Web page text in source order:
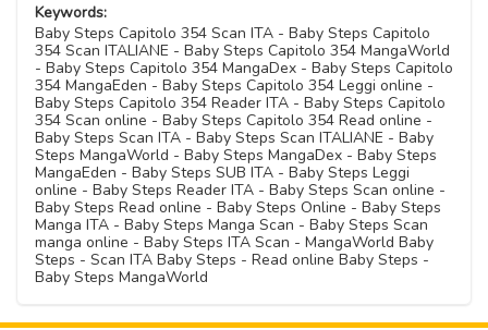
Keywords:
Baby Steps Capitolo 354 Scan ITA - Baby Steps Capitolo
354 Scan ITALIANE - Baby Steps Capitolo 354 MangaWorld
- Baby Steps Capitolo 354 MangaDex - Baby Steps Capitolo
354 MangaEden - Baby Steps Capitolo 354 Leggi online -
Baby Steps Capitolo 354 Reader ITA - Baby Steps Capitolo
354 Scan online - Baby Steps Capitolo 354 Read online -
Baby Steps Scan ITA - Baby Steps Scan ITALIANE - Baby
Steps MangaWorld - Baby Steps MangaDex - Baby Steps
MangaEden - Baby Steps SUB ITA - Baby Steps Leggi
online - Baby Steps Reader ITA - Baby Steps Scan online -
Baby Steps Read online - Baby Steps Online - Baby Steps
Manga ITA - Baby Steps Manga Scan - Baby Steps Scan
manga online - Baby Steps ITA Scan - MangaWorld Baby
Steps - Scan ITA Baby Steps - Read online Baby Steps -
Baby Steps MangaWorld